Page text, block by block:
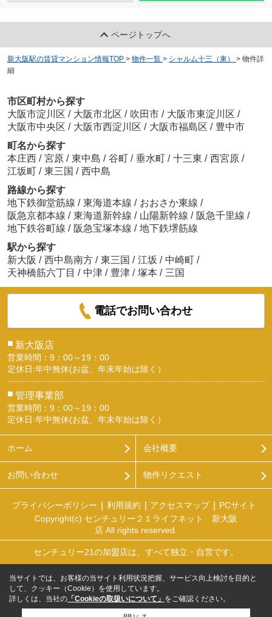
ページトップへ
新大阪駅の賃貸マンション情報TOP > 物件一覧 > シャルム十三（東） > 物件詳
細
市区町村から探す
大阪市淀川区 / 大阪市北区 / 吹田市 / 大阪市東淀川区 /
大阪市中央区 / 大阪市西淀川区 / 大阪市福島区 / 豊中市
町名から探す
本庄西 / 宮原 / 東中島 / 谷町 / 垂水町 / 十三東 / 西宮原 /
江坂町 / 東三国 / 西中島
路線から探す
地下鉄御堂筋線 / 東海道本線 / おおさか東線 /
阪急京都本線 / 東海道新幹線 / 山陽新幹線 / 阪急千里線 /
地下鉄谷町線 / 阪急宝塚本線 / 地下鉄堺筋線
駅から探す
新大阪 / 西中島南方 / 東三国 / 江坂 / 中崎町 /
天神橋筋六丁目 / 中津 / 豊津 / 塚本 / 三国
電話でお問い合わせ
■ 新大阪店
営業時間：9：00～19：00
定休日:年中無休(お盆、年末年始は除く）
■ 管理事業部
営業時間：9：00～19：00
定休日:年中無休(お盆、年末年始は除く）
ホーム 会社概要
お問い合わせ 物件リクエスト
プライバシーポリシー 利用規約 アクセスマップ
PCサイト
Copyright(c) センチュリー２１ライフネット 新大阪
店 All rights reserved.
センチュリー21の加盟店は、すべて独立・自営です。
当サイトでは、お客様の当サイト利用状況把握、サービス向上検討を目的と
して、クッキー（Cookie）を使用しています。
詳しくは、当社の 「Cookieの取扱いについて」 をご確認ください。